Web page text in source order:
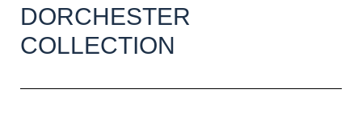
DORCHESTER
COLLECTION